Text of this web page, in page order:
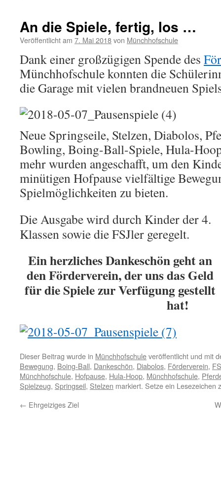
An die Spiele, fertig, los …
Veröffentlicht am 7. Mai 2018von Münchhofschule
Dank einer großzügigen Spende des
Münchhofschule konnten die
die Garage mit vielen brandneuen
Neue Springseile, Stelzen, Diabolos,
Bowling, Boing-Ball-Spiele, Hula-
mehr wurden angeschafft, um den
minütigen Hofpause vielfältige
Spielmöglichkeiten zu bieten.
Die Ausgabe wird durch Kinder der 4.
Klassen sowie die FSJler geregelt.
Ein herzliches Dankeschön geht an
den Förderverein, der uns das Geld
für die Spiele zur Verfügung gestellt
hat!
Dieser Beitrag wurde in Münchhofschuleveröffentlicht und mit
Bewegung, Boing-Ball, Dankeschön, Diabolos, Förderverein,
Münchhofschule, Hofpause, Hula-Hoop, Münchhofschule,
Spielzeug, Springseil, Stelzen markiert. Setze ein Lesezeichen
← Ehrgeiziges Ziel